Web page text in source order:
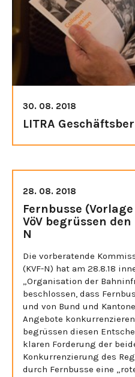
30. 08. 2018
LITRA
28. 08. 2018
Fernbusse
VöV begrüssen
N
Die vorberatende
(KVF-N) hat am 28.8.18
„Organisation der
beschlossen, dass
und von Bund und
Angebote konkurrenzieren
begrüssen diesen
klaren Forderung der
Konkurrenzierung des
durch Fernbusse eine